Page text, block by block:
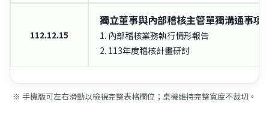
112.12.15
獨立董事與內部稽核主管單獨溝通事項
1. 內部稽核業務執行情形報告
2. 113年度稽核計畫研討
※ 手機版可左右滑動以檢視完整表格欄位；桌機維持完整寬度不裁切。